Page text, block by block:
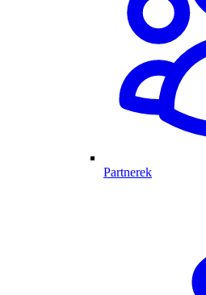
Partnerek